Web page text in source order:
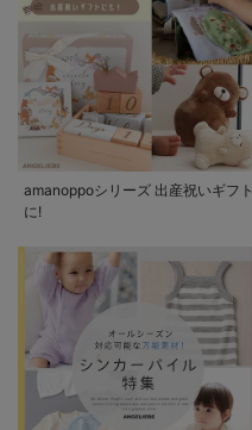
amanoppoシリーズ 出産祝いギフト
に!